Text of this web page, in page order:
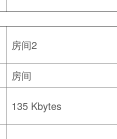
房间2
房间
135 Kbytes